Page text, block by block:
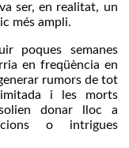
ser, en realitat, un
més ampli.
poques semanes
en freqüència en
rumors de tot
i les morts
donar lloc a
o intrigues